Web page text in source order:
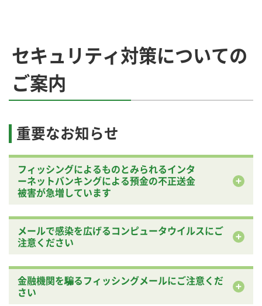
セキュリティ対策についての
ご案内
重要なお知らせ
フィッシングによるものとみられるインタ
ーネットバンキングによる預金の不正送金
被害が急増しています
メールで感染を広げるコンピュータウイルスにご
注意ください
金融機関を騙るフィッシングメールにご注意くだ
さい